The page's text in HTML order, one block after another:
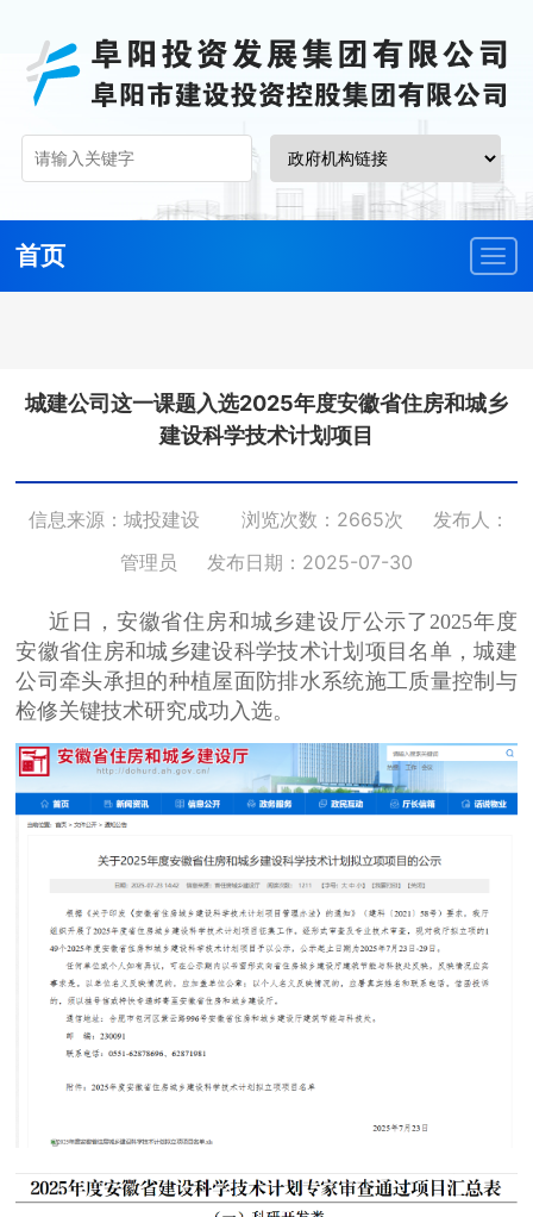
首页
城建公司这一课题入选2025年度安徽省住房和城乡
建设科学技术计划项目
信息来源：城投建设 浏览次数：2665次
发布人：
管理员
发布日期：2025-07-30
近日，安徽省住房和城乡建设厅公示了2025年度
安徽省住房和城乡建设科学技术计划项目名单，城建
公司牵头承担的种植屋面防排水系统施工质量控制与
检修关键技术研究成功入选。